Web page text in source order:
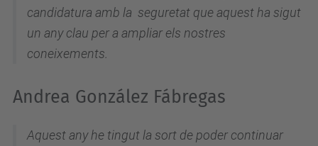
candidatura amb la seguretat que aquest ha sigut
un any clau per a ampliar els nostres
coneixements.
Andrea González Fábregas
Aquest any he tingut la sort de poder continuar